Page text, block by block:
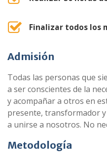
Finalizar todos los
Admisión
Todas las personas que
a ser conscientes de la
y acompañar a otros en
presente, transformador
a unirse a nosotros. No
Metodología